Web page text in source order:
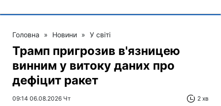
Головна » Новини » У світі
Трамп пригрозив в'язницею
винним у витоку даних про
дефіцит ракет
09:14 06.08.2026 Чт 2 хв